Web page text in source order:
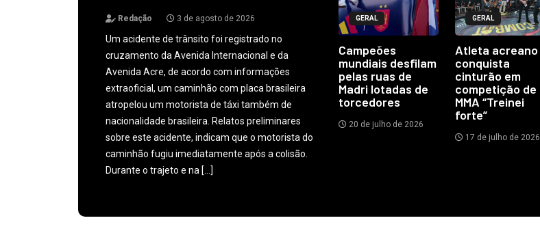
Redação 3 de agosto de 2026
Um acidente de trânsito foi registrado no
cruzamento da Avenida Internacional e da
Avenida Acre, de acordo com informações
extraoficial, um caminhão com placa brasileira
atropelou um motorista de táxi também de
nacionalidade brasileira. Relatos preliminares
sobre este acidente, indicam que o motorista do
caminhão fugiu imediatamente após a colisão.
Durante o trajeto e na […]
GERAL
Campeões
mundiais desfilam
pelas ruas de
Madri lotadas de
torcedores
20 de julho de 2026
GERAL
Atleta acreano
conquista
cinturão em
competição de
MMA “Treinei
forte”
17 de julho de 2026